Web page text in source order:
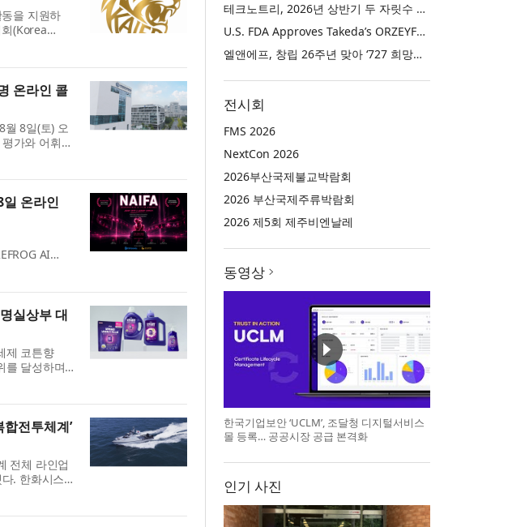
을 지원하
(Korea
온라인 콜
8일(토) 오
가와 어휘
온라인
AI
다. 제1회 ...
실상부 대
제 코튼향
를 달성하며
전투체계’
전체 라인업
. 한화시스
테크노트리, 2026년 상반기 두 자릿수 이익 성장 및 글로벌 구축 가속화
U.S. FDA Approves Takeda’s ORZEYFUL™ (oveporexton), the First and Only Medicine to Treat the Underlying Cause of Narcolepsy Type 1
엘앤에프, 창립 26주년 맞아 ‘727 희망박스’ 나눔 캠페인 진행… 임직원과 함께 대구 지역사회 상생 실천
전시회
FMS 2026
NextCon 2026
2026부산국제불교박람회
2026 부산국제주류박람회
2026 제5회 제주비엔날레
동영상
한국기업보안 ‘UCLM’, 조달청 디지털서비스
몰 등록… 공공시장 공급 본격화
인기 사진